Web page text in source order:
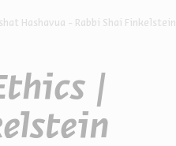
Hashavua - Rabbi Shai Finkelstein
|